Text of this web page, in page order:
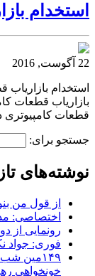
استخدام
22 آگوست, 2016
استخدام بازاریاب
بازاریاب قطعات
قطعات کامپیوتری
جستجو برای:
نوشته‌های
از قول من
اختصاصی:
رونمایی از
فوری: جواد
۱۴۹مین
خونخواهی